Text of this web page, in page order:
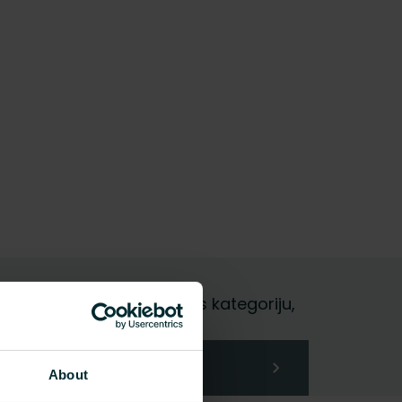
About
gala lietotājs, izvēlieties kategoriju,